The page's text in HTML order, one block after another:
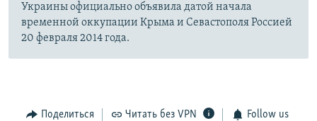
Украины официально объявила датой начала
временной оккупации Крыма и Севастополя Россией
20 февраля 2014 года.
Поделиться Читать без VPN Follow us